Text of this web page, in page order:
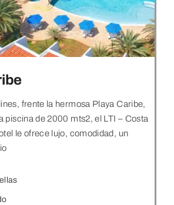
frente la hermosa Playa Caribe,
piscina de 2000 mts2, el LTI – Costa
le ofrece lujo, comodidad, un